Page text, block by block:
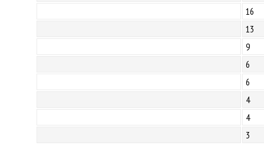
16
13
9
6
6
4
4
3